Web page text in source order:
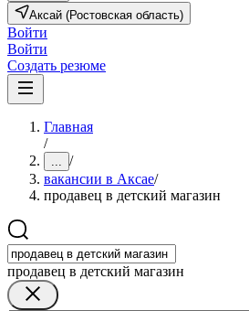
Аксай (Ростовская область)
Войти
Войти
Создать резюме
Главная
/
... /
вакансии в Аксае/
продавец в детский магазин
продавец в детский магазин